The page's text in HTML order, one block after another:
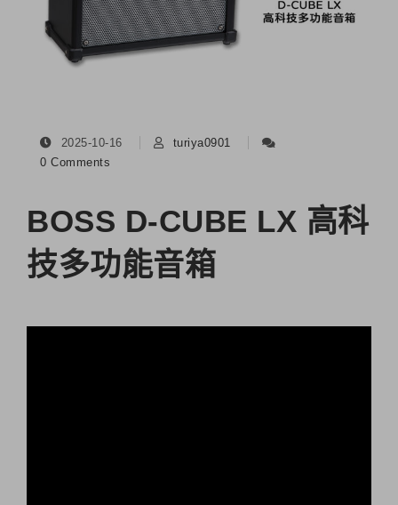
2025-10-16
turiya0901
0 Comments
BOSS D-CUBE LX 高科
技多功能音箱